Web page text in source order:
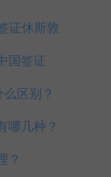
证休斯敦
国签证
区别？
哪几种？
？